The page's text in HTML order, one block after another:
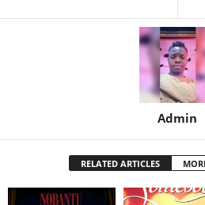
Admin
RELATED ARTICLES